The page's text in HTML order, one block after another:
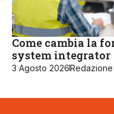
Come cambia la
system integrator
3 Agosto 2026Redazione